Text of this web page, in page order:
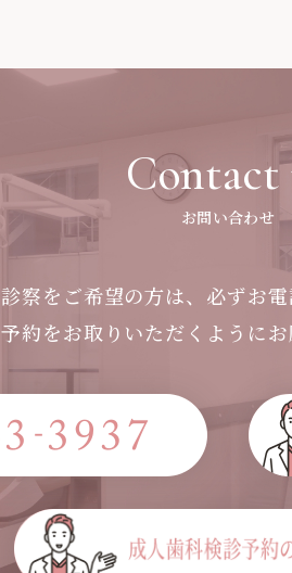
Contact
お問い合わせ
診察をご希望の方は、必ずお
予約をお取りいただくように